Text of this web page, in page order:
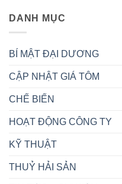
DANH MỤC
BÍ MẬT ĐẠI DƯƠNG
CẬP NHẬT GIÁ TÔM
CHẾ BIẾN
HOẠT ĐỘNG CÔNG TY
KỸ THUẬT
THUỶ HẢI SẢN